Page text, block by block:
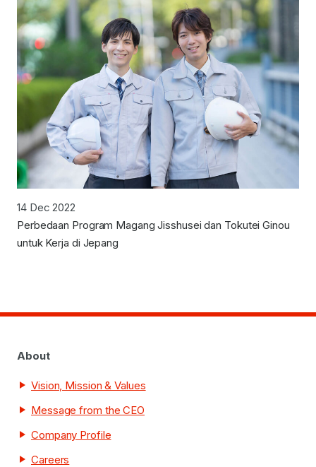
14 Dec 2022
Perbedaan Program Magang Jisshusei dan Tokutei Ginou
untuk Kerja di Jepang
About
Vision, Mission & Values
Message from the CEO
Company Profile
Careers